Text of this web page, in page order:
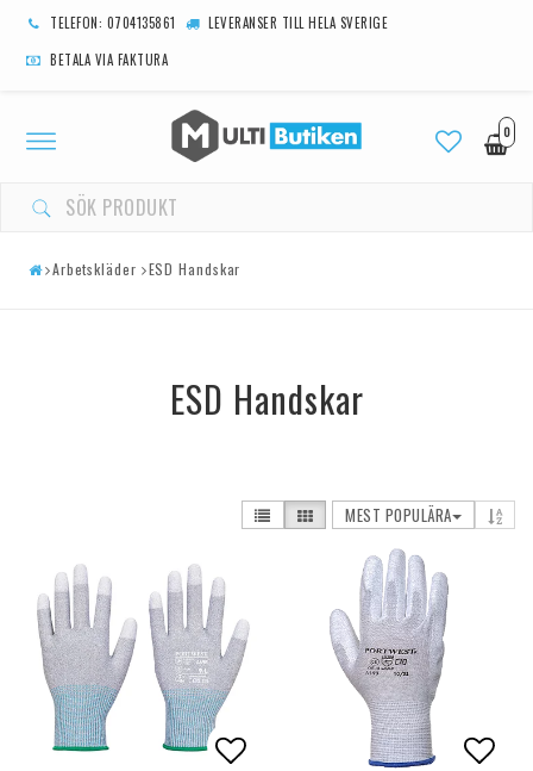
TELEFON: 0704135861
LEVERANSER TILL HELA SVERIGE
BETALA VIA FAKTURA
0
Toggle
Arbetskläder ESD Handskar
ESD Handskar
MEST POPULÄRA